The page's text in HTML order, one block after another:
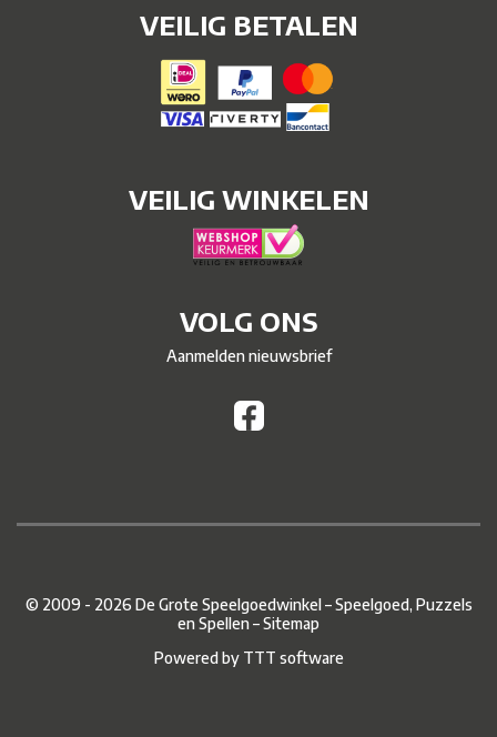
VEILIG BETALEN
VEILIG WINKELEN
VOLG ONS
Aanmelden nieuwsbrief
© 2009 - 2026 De Grote Speelgoedwinkel – Speelgoed, Puzzels
en Spellen –Sitemap
Powered by TTT software